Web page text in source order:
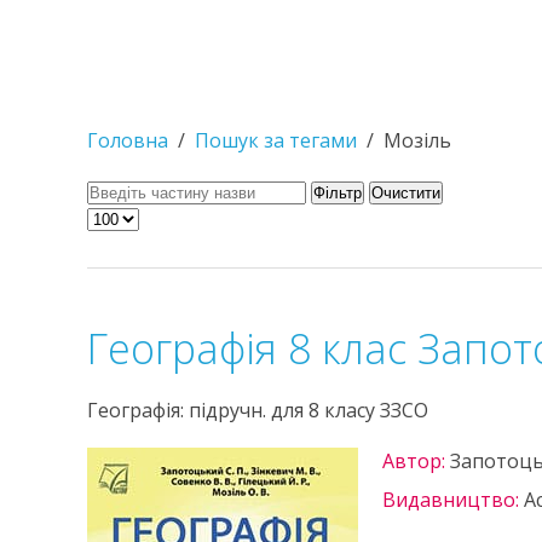
Головна Пошук за тегами Мозіль
Фільтр Очистити
Географія 8 клас
Географія: підручн. для 8 класу ЗЗСО
Автор:
Видавництво: